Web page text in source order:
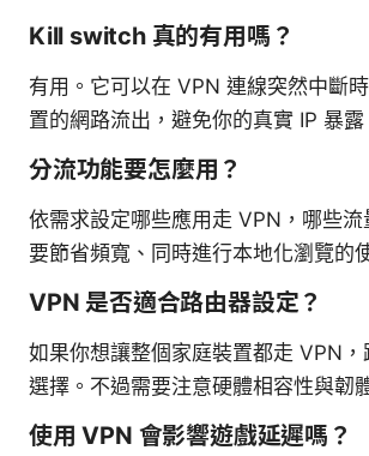
Kill switch 真的有用嗎？
有用。它可以在 VPN 連線突然中斷
置的網路流出，避免你的真實 IP 暴露
分流功能要怎麼用？
依需求設定哪些應用走 VPN，哪些流
要節省頻寬、同時進行本地化瀏覽的
VPN 是否適合路由器設定？
如果你想讓整個家庭裝置都走 VPN
選擇。不過需要注意硬體相容性與韌
使用 VPN 會影響遊戲延遲嗎？